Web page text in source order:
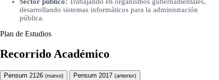
desarrollando sistemas informáticos para la administración
pública.
Plan de Estudios
Recorrido Académico
Pensum 2126 (nuevo) Pensum 2017 (anterior)